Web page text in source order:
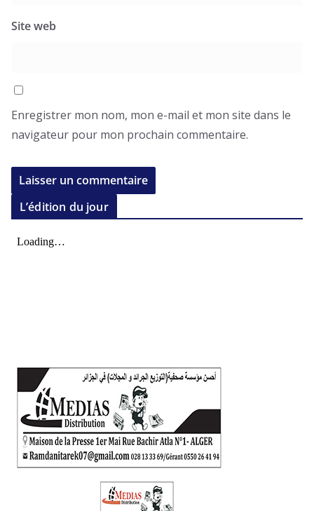
Site web
Enregistrer mon nom, mon e-mail et mon site dans le
navigateur pour mon prochain commentaire.
L’édition du jour